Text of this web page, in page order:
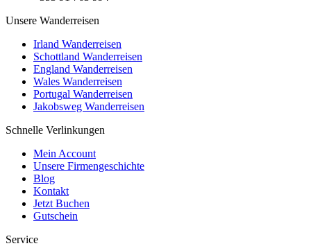
Unsere Wanderreisen
Irland Wanderreisen
Schottland Wanderreisen
England Wanderreisen
Wales Wanderreisen
Portugal Wanderreisen
Jakobsweg Wanderreisen
Schnelle Verlinkungen
Mein Account
Unsere Firmengeschichte
Blog
Kontakt
Jetzt Buchen
Gutschein
Service